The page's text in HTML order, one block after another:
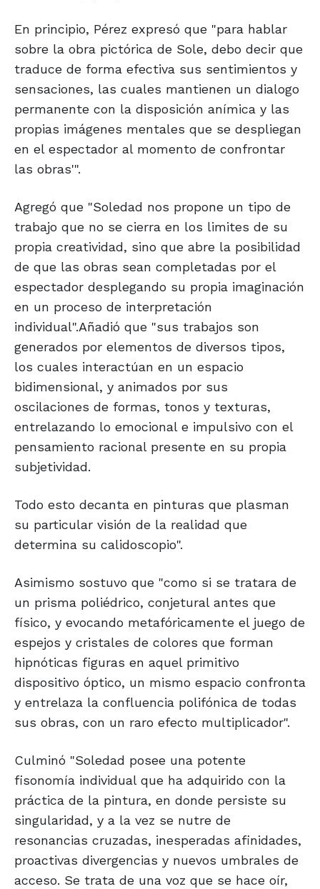
En principio, Pérez expresó que "para hablar
sobre la obra pictórica de Sole, debo decir que
traduce de forma efectiva sus sentimientos y
sensaciones, las cuales mantienen un dialogo
permanente con la disposición anímica y las
propias imágenes mentales que se despliegan
en el espectador al momento de confrontar
las obras'".
Agregó que "Soledad nos propone un tipo de
trabajo que no se cierra en los limites de su
propia creatividad, sino que abre la posibilidad
de que las obras sean completadas por el
espectador desplegando su propia imaginación
en un proceso de interpretación
individual".Añadió que "sus trabajos son
generados por elementos de diversos tipos,
los cuales interactúan en un espacio
bidimensional, y animados por sus
oscilaciones de formas, tonos y texturas,
entrelazando lo emocional e impulsivo con el
pensamiento racional presente en su propia
subjetividad.
Todo esto decanta en pinturas que plasman
su particular visión de la realidad que
determina su calidoscopio".
Asimismo sostuvo que "como si se tratara de
un prisma poliédrico, conjetural antes que
físico, y evocando metafóricamente el juego de
espejos y cristales de colores que forman
hipnóticas figuras en aquel primitivo
dispositivo óptico, un mismo espacio confronta
y entrelaza la confluencia polifónica de todas
sus obras, con un raro efecto multiplicador".
Culminó "Soledad posee una potente
fisonomía individual que ha adquirido con la
práctica de la pintura, en donde persiste su
singularidad, y a la vez se nutre de
resonancias cruzadas, inesperadas afinidades,
proactivas divergencias y nuevos umbrales de
acceso. Se trata de una voz que se hace oír,